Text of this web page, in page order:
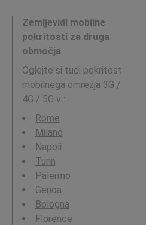
Zemljevidi mobilne
pokritosti za druga
območja
Oglejte si tudi pokritost
mobilnega omrežja 3G /
4G / 5G v :
Rome
Milano
Napoli
Turin
Palermo
Genoa
Bologna
Florence